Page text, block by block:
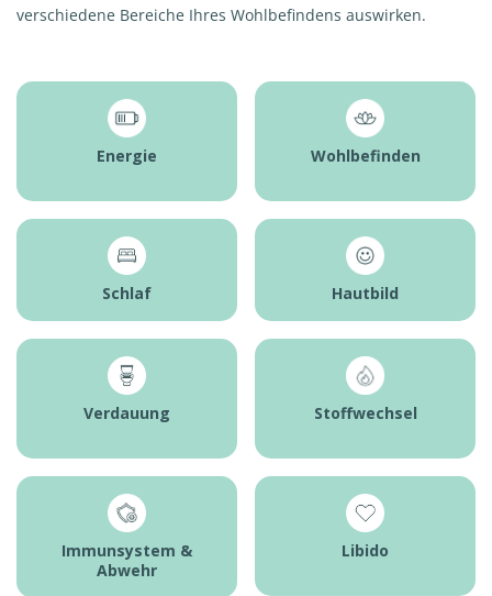
verschiedene Bereiche Ihres Wohlbefindens auswirken.
Energie Wohlbefinden
Schlaf Hautbild
Verdauung Stoffwechsel
Immunsystem &
Abwehr
Libido